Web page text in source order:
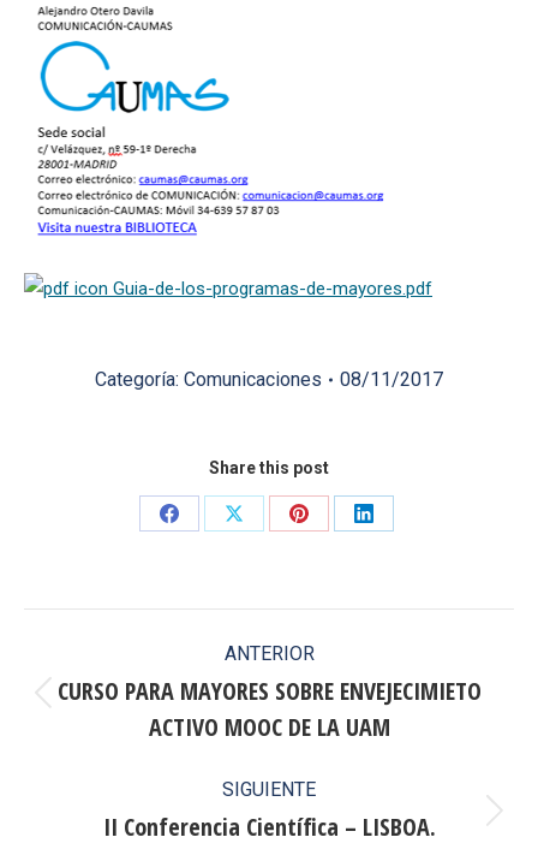
Guia-de-los-programas-de-mayores.pdf
Categoría: Comunicaciones 08/11/2017
Share this post
Share
Share
Share
Share
entre
publicaciones
ANTERIOR
Publicación
anterior:
CURSO PARA MAYORES SOBRE ENVEJECIMIETO
ACTIVO MOOC DE LA UAM
SIGUIENTE
Publicación
II Conferencia Científica – LISBOA.